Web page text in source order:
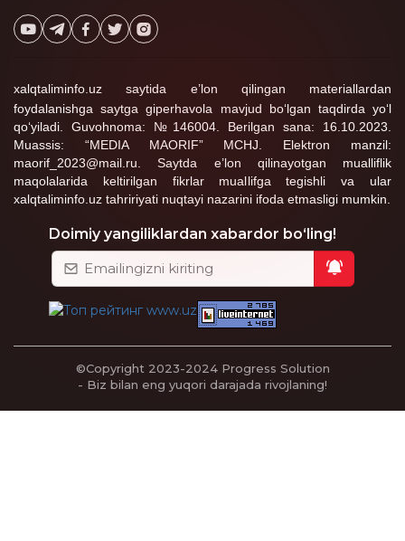
xalqtaliminfo.uz saytida e’lon qilingan materiallardan
foydalanishga saytga giperhavola mavjud bo‘lgan taqdirda yo‘l
qo‘yiladi. Guvohnoma: №146004. Berilgan sana: 16.10.2023.
Muassis: “MEDIA MAORIF” MCHJ. Elektron manzil:
maorif_2023@mail.ru. Saytda e’lon qilinayotgan mualliflik
maqolalarida keltirilgan fikrlar muallifga tegishli va ular
xalqtaliminfo.uz tahririyati nuqtayi nazarini ifoda etmasligi mumkin.
Doimiy yangiliklardan xabardor bo‘ling!
©Copyright 2023-2024 Progress Solution
- Biz bilan eng yuqori darajada rivojlaning!